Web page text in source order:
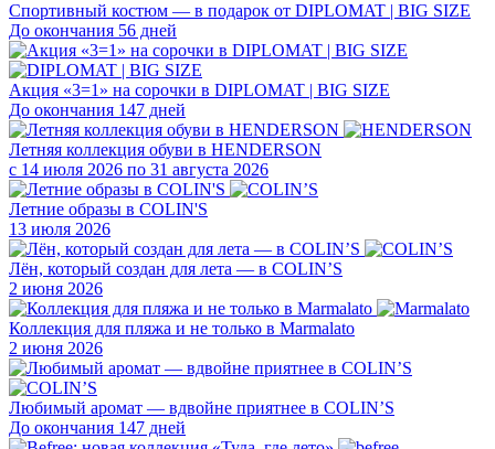
Спортивный костюм — в подарок от DIPLOMAT | BIG SIZE
До окончания 56 дней
Акция «3=1» на сорочки в DIPLOMAT | BIG SIZE
До окончания 147 дней
Летняя коллекция обуви в HENDERSON
с 14 июля 2026 по 31 августа 2026
Летние образы в COLIN'S
13 июля 2026
Лён, который создан для лета — в COLIN’S
2 июня 2026
Коллекция для пляжа и не только в Marmalato
2 июня 2026
Любимый аромат — вдвойне приятнее в COLIN’S
До окончания 147 дней